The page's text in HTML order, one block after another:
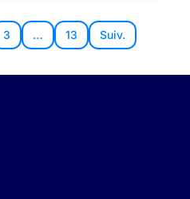
3 … 13 Suiv.